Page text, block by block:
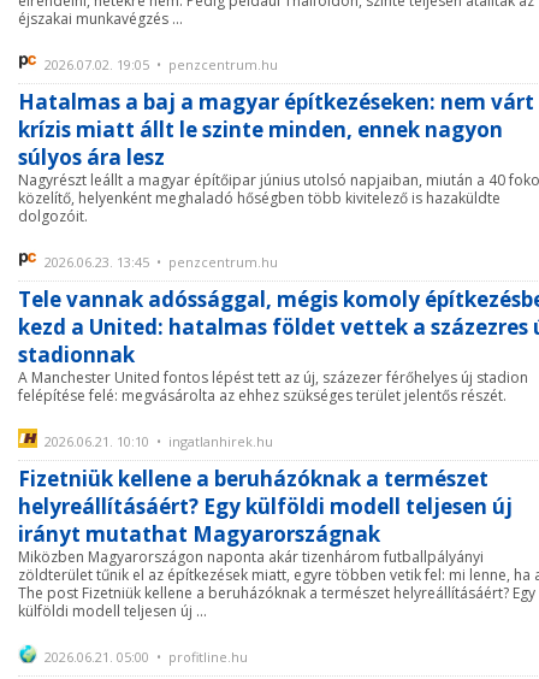
éjszakai munkavégzés ...
2026.07.02. 19:05 • penzcentrum.hu
Hatalmas a baj a magyar építkezéseken: nem várt
krízis miatt állt le szinte minden, ennek nagyon
súlyos ára lesz
Nagyrészt leállt a magyar építőipar június utolsó napjaiban, miután a 40
közelítő, helyenként meghaladó hőségben több kivitelező is hazaküldte
dolgozóit.
2026.06.23. 13:45 • penzcentrum.hu
Tele vannak adóssággal, mégis komoly
kezd a United: hatalmas földet vettek a százezres
stadionnak
A Manchester United fontos lépést tett az új, százezer férőhelyes új stadion
felépítése felé: megvásárolta az ehhez szükséges terület jelentős részét.
2026.06.21. 10:10 • ingatlanhirek.hu
Fizetniük kellene a beruházóknak a természet
helyreállításáért? Egy külföldi modell teljesen új
irányt mutathat Magyarországnak
Miközben Magyarországon naponta akár tizenhárom futballpályányi
zöldterület tűnik el az építkezések miatt, egyre többen vetik fel: mi lenne, ha
The post Fizetniük kellene a beruházóknak a természet helyreállításáért? Egy
külföldi modell teljesen új ...
2026.06.21. 05:00 • profitline.hu